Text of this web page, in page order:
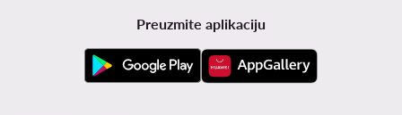
Preuzmite aplikaciju